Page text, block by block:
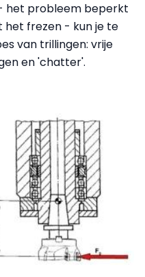
het probleem beperkt
het frezen - kun je te
van trillingen: vrije
en 'chatter'.